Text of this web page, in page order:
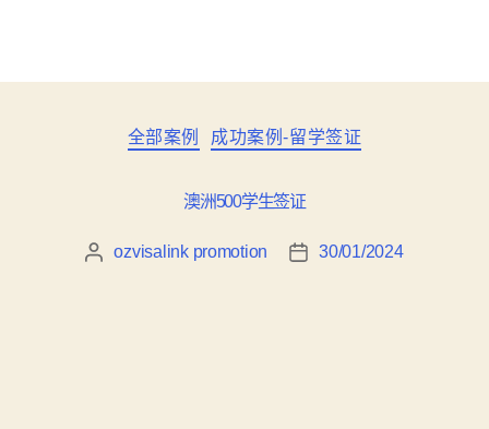
全部案例 成功案例-留学签证
澳洲500学生签证
ozvisalink promotion 30/01/2024